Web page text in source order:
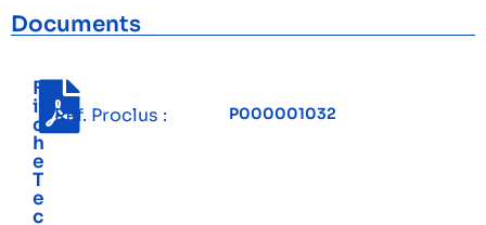
Documents
F
i
c
h
e
T
e
c
Réf. Proclus : P000001032